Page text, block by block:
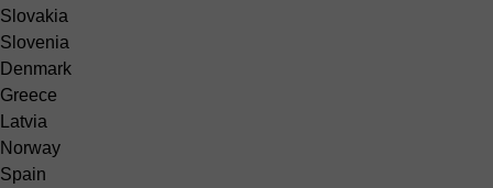
Slovakia
Slovenia
Denmark
Greece
Latvia
Norway
Spain